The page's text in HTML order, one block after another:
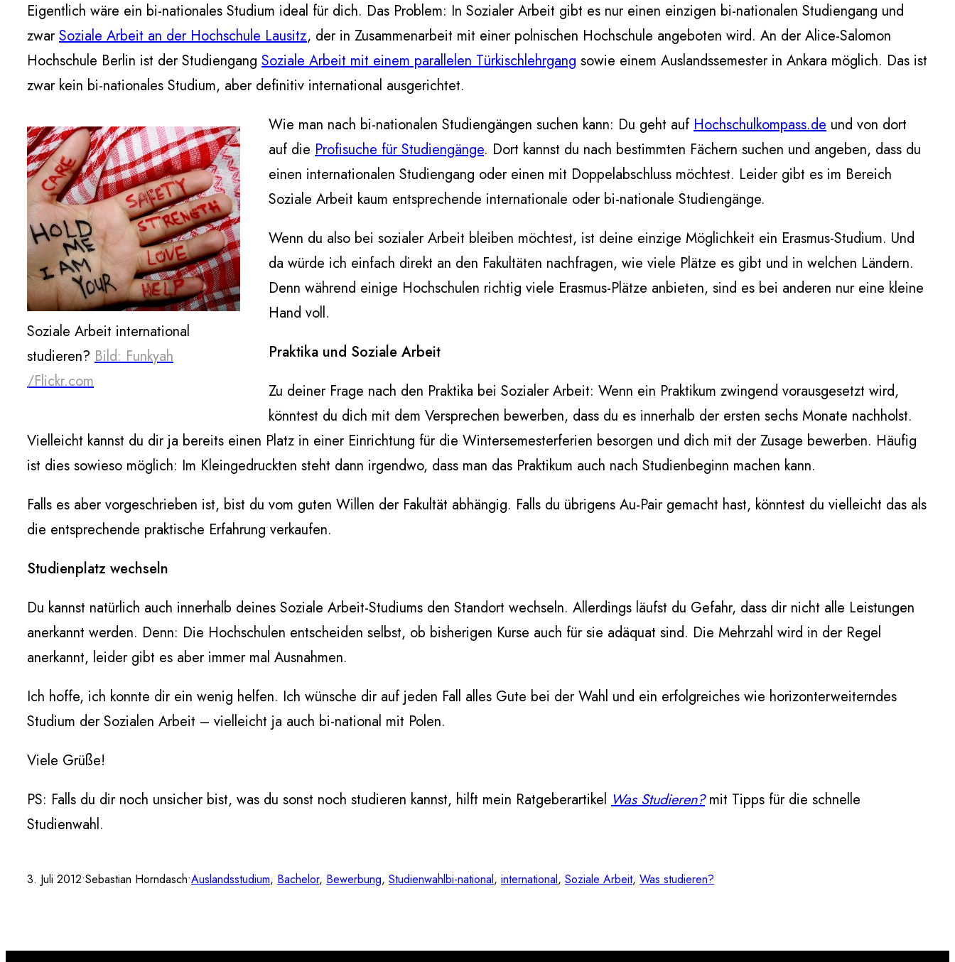
Eigentlich wäre ein bi-nationales Studium ideal für dich. Das Problem: In Sozialer Arbeit gibt es nur einen einzigen bi-nationalen Studiengang und
zwarSoziale Arbeit an der Hochschule Lausitz, der in Zusammenarbeit mit einer polnischen Hochschule angeboten wird. An der Alice-Salomon
Hochschule Berlin ist der Studiengang Soziale Arbeit mit einem parallelen Türkischlehrgang sowie einem Auslandssemester in Ankara möglich. Das ist
zwar kein bi-nationales Studium, aber definitiv international ausgerichtet.
Soziale Arbeit international
studieren? Bild: Funkyah
/Flickr.com
Wie man nach bi-nationalen Studiengängen suchen kann: Du geht auf Hochschulkompass.de und von dort
auf die Profisuche für Studiengänge. Dort kannst du nach bestimmten Fächern suchen und angeben, dass du
einen internationalen Studiengang oder einen mit Doppelabschluss möchtest. Leider gibt es im Bereich
Soziale Arbeit kaum entsprechende internationale oder bi-nationale Studiengänge.
Wenn du also bei sozialer Arbeit bleiben möchtest, ist deine einzige Möglichkeit ein Erasmus-Studium. Und
da würde ich einfach direkt an den Fakultäten nachfragen, wie viele Plätze es gibt und in welchen Ländern.
Denn während einige Hochschulen richtig viele Erasmus-Plätze anbieten, sind es bei anderen nur eine kleine
Hand voll.
Praktika und Soziale Arbeit
Zu deiner Frage nach den Praktika bei Sozialer Arbeit: Wenn ein Praktikum zwingend vorausgesetzt wird,
könntest du dich mit dem Versprechen bewerben, dass du es innerhalb der ersten sechs Monate nachholst.
Vielleicht kannst du dir ja bereits einen Platz in einer Einrichtung für die Wintersemesterferien besorgen und dich mit der Zusage bewerben. Häufig
ist dies sowieso möglich: Im Kleingedruckten steht dann irgendwo, dass man das Praktikum auch nach Studienbeginn machen kann.
Falls es aber vorgeschrieben ist, bist du vom guten Willen der Fakultät abhängig. Falls du übrigens Au-Pair gemacht hast, könntest du vielleicht das als
die entsprechende praktische Erfahrung verkaufen.
Studienplatz wechseln
Du kannst natürlich auch innerhalb deines Soziale Arbeit-Studiums den Standort wechseln. Allerdings läufst du Gefahr, dass dir nicht alle Leistungen
anerkannt werden. Denn: Die Hochschulen entscheiden selbst, ob bisherigen Kurse auch für sie adäquat sind. Die Mehrzahl wird in der Regel
anerkannt, leider gibt es aber immer mal Ausnahmen.
Ich hoffe, ich konnte dir ein wenig helfen. Ich wünsche dir auf jeden Fall alles Gute bei der Wahl und ein erfolgreiches wie horizonterweiterndes
Studium der Sozialen Arbeit – vielleicht ja auch bi-national mit Polen.
Viele Grüße!
PS: Falls du dir noch unsicher bist, was du sonst noch studieren kannst, hilft mein Ratgeberartikel Was Studieren?mit Tipps für die schnelle
Studienwahl.
3. Juli 2012•Sebastian Horndasch•Auslandsstudium, Bachelor, Bewerbung, Studienwahlbi-national, international, Soziale Arbeit, Was studieren?